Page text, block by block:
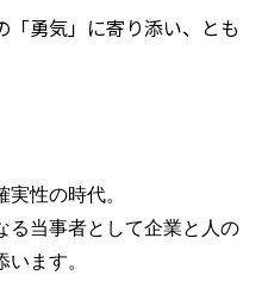
勇気」に寄り添い、とも
性の時代。
る当事者として企業と人の
ます。